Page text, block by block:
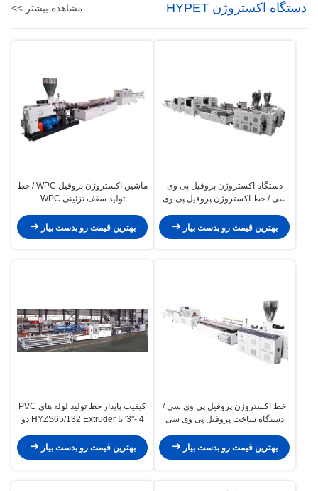
دستگاه اکستروژن HYPET مشاهده بیشتر >>
دستگاه اکستروژن پروفیل پی وی
سی / خط اکستروژن پروفیل پی وی
بهترین قیمت رو بدست بیار
ماشین اکستروژن پروفیل WPC / خط
تولید سقف تزئینی WPC
بهترین قیمت رو بدست بیار
خط اکستروژن پروفیل پی وی سی /
دستگاه ساخت پروفیل پی وی سی
بهترین قیمت رو بدست بیار
کیفیت پایدار خط تولید لوله های PVC
3''- 4' با HYZS65/132 Extruder دو
بهترین قیمت رو بدست بیار